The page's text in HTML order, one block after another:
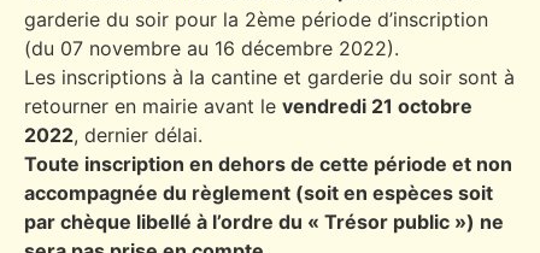
garderie du soir pour la 2ème période d’inscription
(du 07 novembre au 16 décembre 2022).
Les inscriptions à la cantine et garderie du soir sont à
retourner en mairie avant le vendredi 21 octobre
2022, dernier délai.
Toute inscription en dehors de cette période et non
accompagnée du règlement (soit en espèces soit
par chèque libellé à l’ordre du « Trésor public ») ne